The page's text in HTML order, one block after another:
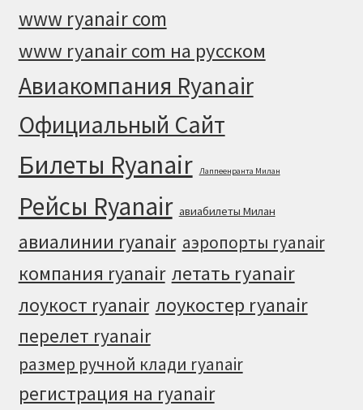
www ryanair com
www ryanair com на русском
Авиакомпания Ryanair
Официальный Cайт
Билеты Ryanair Лаппеенранта Милан
Рейсы Ryanair авиабилеты Милан
авиалинии ryanair аэропорты ryanair
компания ryanair летать ryanair
лоукост ryanair лоукостер ryanair
перелет ryanair
размер ручной клади ryanair
регистрация на ryanair